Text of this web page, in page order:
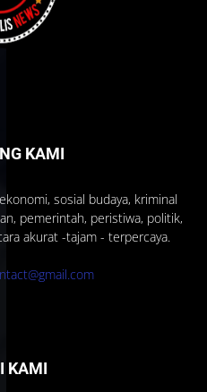
KAMI
sosial budaya, kriminal
pemerintah, peristiwa, politik,
akurat -tajam - terpercaya.
KAMI